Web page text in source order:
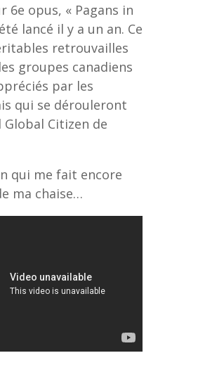
6e opus, « Pagans in
lancé il y a un an. Ce
retrouvailles
groupes canadiens
par les
qui se dérouleront
Citizen de
qui me fait encore
ma chaise…